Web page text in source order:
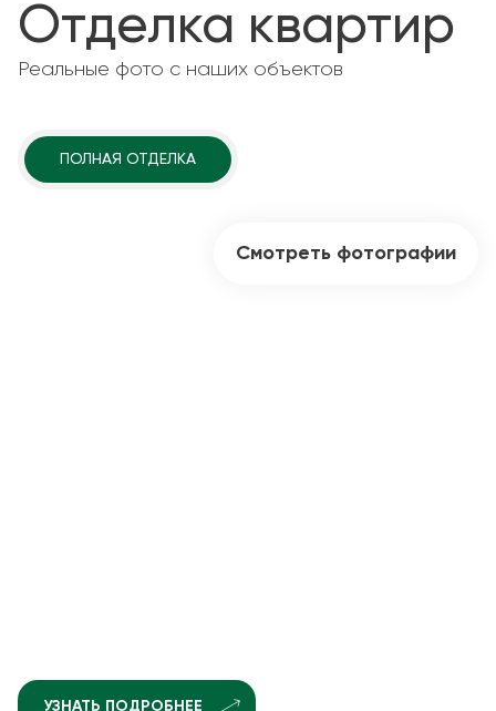
Отделка квартир
Реальные фото с наших объектов
ПОЛНАЯ ОТДЕЛКА
Смотреть фотографии
УЗНАТЬ ПОДРОБНЕЕ